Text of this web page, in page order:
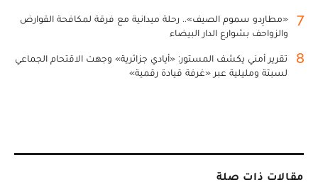
7
«مطارِدو سموم الصيف».. رحلة ميدانية مع فرقة لمكافحة القوارض
والزواحف بشوارع الدار البيضاء
8
تقرير أمني يكشف المستور: «أيادي جزائرية» وجهت الاقتحام الجماعي
لسبتة ومليلية عبر «غرفة قيادة رقمية»
مقالات ذات صلة